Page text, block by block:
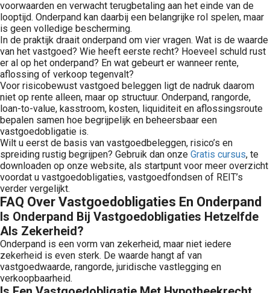
voorwaarden en verwacht terugbetaling aan het einde van de
looptijd. Onderpand kan daarbij een belangrijke rol spelen, maar
is geen volledige bescherming.
In de praktijk draait onderpand om vier vragen. Wat is de waarde
van het vastgoed? Wie heeft eerste recht? Hoeveel schuld rust
er al op het onderpand? En wat gebeurt er wanneer rente,
aflossing of verkoop tegenvalt?
Voor risicobewust vastgoed beleggen ligt de nadruk daarom
niet op rente alleen, maar op structuur. Onderpand, rangorde,
loan-to-value, kasstroom, kosten, liquiditeit en aflossingsroute
bepalen samen hoe begrijpelijk en beheersbaar een
vastgoedobligatie is.
Wilt u eerst de basis van vastgoedbeleggen, risico’s en
spreiding rustig begrijpen? Gebruik dan onze Gratis cursus, te
downloaden op onze website, als startpunt voor meer overzicht
voordat u vastgoedobligaties, vastgoedfondsen of REIT’s
verder vergelijkt.
FAQ Over Vastgoedobligaties En Onderpand
Is Onderpand Bij Vastgoedobligaties Hetzelfde
Als Zekerheid?
Onderpand is een vorm van zekerheid, maar niet iedere
zekerheid is even sterk. De waarde hangt af van
vastgoedwaarde, rangorde, juridische vastlegging en
verkoopbaarheid.